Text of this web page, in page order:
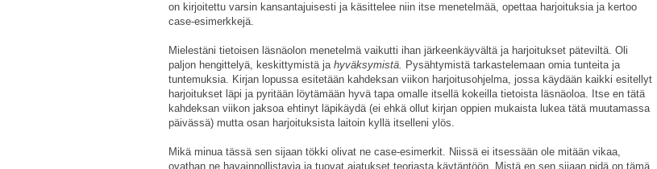
on kirjoitettu varsin kansantajuisesti ja käsittelee niin itse menetelmää, opettaa harjoituksia ja kertoo
case-esimerkkejä.
Mielestäni tietoisen läsnäolon menetelmä vaikutti ihan järkeenkäyvältä ja harjoitukset päteviltä. Oli
paljon hengittelyä, keskittymistä ja hyväksymistä. Pysähtymistä tarkastelemaan omia tunteita ja
tuntemuksia. Kirjan lopussa esitetään kahdeksan viikon harjoitusohjelma, jossa käydään kaikki esitellyt
harjoitukset läpi ja pyritään löytämään hyvä tapa omalle itsellä kokeilla tietoista läsnäoloa. Itse en tätä
kahdeksan viikon jaksoa ehtinyt läpikäydä (ei ehkä ollut kirjan oppien mukaista lukea tätä muutamassa
päivässä) mutta osan harjoituksista laitoin kyllä itselleni ylös.
Mikä minua tässä sen sijaan tökki olivat ne case-esimerkit. Niissä ei itsessään ole mitään vikaa,
ovathan ne havainnollistavia ja tuovat ajatukset teoriasta käytäntöön. Mistä en sen sijaan pidä on tämä